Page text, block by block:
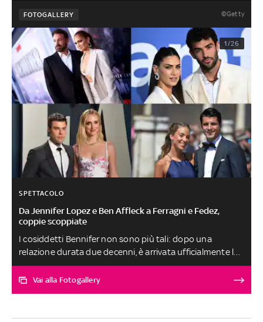
FOTOGALLERY ©Getty
1/26
SPETTACOLO
Da Jennifer Lopez e Ben Affleck a Ferragni e Fedez,
coppie scoppiate
I cosiddetti Bennifer non sono più tali: dopo una
relazione durata due decenni, è arrivata ufficialmente la
parola fine al secondo capitolo della relazione tra i due
divi. Da loro all'altra coppia dal 'nome-macedonia' (i
amoroso negli ultimi mesi
Vai alla Fotogallery